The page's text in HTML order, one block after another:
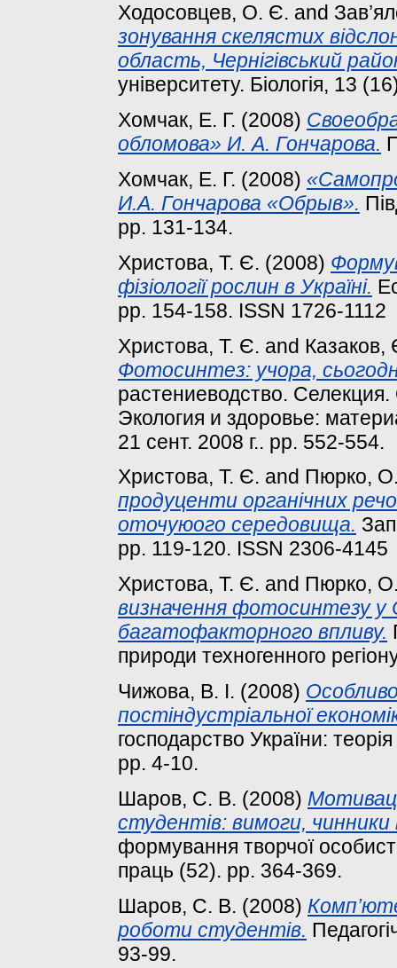
Ходосовцев, О. Є. and
зонування скелястих
область, Чернігівський
університету. Біологія, 13
Хомчак, Е. Г. (2008)
обломова» И. А. Гончарова.
Хомчак, Е. Г. (2008)
И.А. Гончарова «Обрыв».
pp. 131-134.
Христова, Т. Є. (2008)
фізіології рослин в Україні.
pp. 154-158. ISSN 1726-1112
Христова, Т. Є. and Казаков,
Фотосинтез: учора,
растениеводство.
Экология и здоровье:
21 сент. 2008 г.. pp. 552-554.
Христова, Т. Є. and Пюрко,
продуценти органічних
оточуюого середовища.
pp. 119-120. ISSN 2306-4145
Христова, Т. Є. and Пюрко,
визначення фотосинтезу у
багатофакторного впливу.
природи техногенного
Чижова, В. І. (2008)
постіндустріальної
господарство України:
pp. 4-10.
Шаров, С. В. (2008)
студентів: вимоги,
формування творчої
праць (52). pp. 364-369.
Шаров, С. В. (2008)
роботи студентів.
93-99.